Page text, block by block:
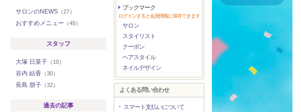
サロンのNEWS （27）
おすすめメニュー （45）
スタッフ
大塚 日菜子 （10）
谷内 結香 （30）
長島 朋子 （32）
過去の記事
ブックマーク
ログインすると会員情報に保存できます
サロン
スタイリスト
クーポン
ヘアスタイル
ネイルデザイン
よくある問い合わせ
スマート支払いについて